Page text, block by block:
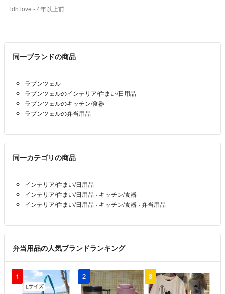
皆様に育てていただき、事実に基づきご指摘頂いた点は日々改善をして
おります。
評価にて不服をお申し付けられる事例も発生してございます。
是非最後までお目通しをして頂きご承知の上で、ご購入を宜しくお願い
申し上げます。
＊━━━━・・・・・・・・・・・・・・━━━━＊
◆◆保管◆◆
ペットや喫煙者はおりませんので、そこからの汚れや匂い移りなどの心
配は一切ございません。
100%、完璧は存在しません。
万が一！品物に欠損・不備があった場合にはご面倒をおかけし恐縮では
【ご評価前】【取り引き完了前】
に、ご連絡ください。
状況確認後に返金・交換返品等、誠心誠意ご対応をさせて頂いておりま
※個人都合による返品・返金はご遠慮下さい。
◆◆梱包◆◆
ldh love - 4年以上前
同一ブランドの商品
ラプンツェル
ラプンツェルのインテリア/住まい/日用品
ラプンツェルのキッチン/食器
ラプンツェルの弁当用品
同一カテゴリの商品
インテリア/住まい/日用品
インテリア/住まい/日用品 › キッチン/食器
インテリア/住まい/日用品 › キッチン/食器 › 弁当用品
弁当用品の人気ブランドランキング
1 2 3